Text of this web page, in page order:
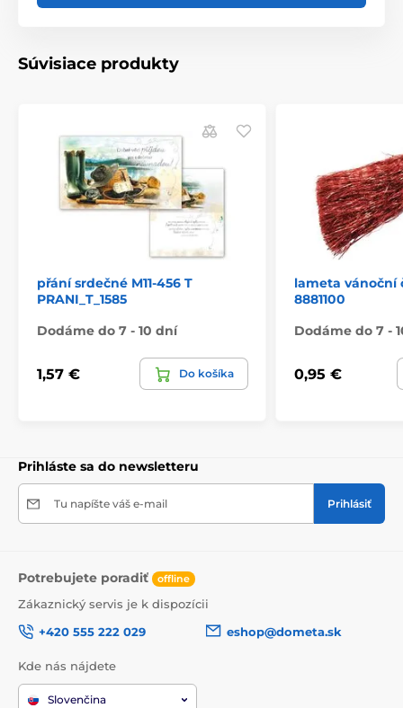
Súvisiace produkty
přání srdečné M11-456 T
PRANI_T_1585
Dodáme do 7 - 10 dní
1,57 € Do košíka
lameta vánoční
8881100
Dodáme do 7 -
0,95 €
Prihláste sa do newsletteru
Tu napíšte váš e-mail Prihlásiť
Potrebujete poradiť offline
Zákaznický servis je k dispozícii
+420 555 222 029
eshop@dometa.sk
Kde nás nájdete
Slovenčina